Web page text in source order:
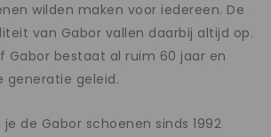
wilden maken voor iedereen. De
van Gabor vallen daarbij altijd op.
Gabor bestaat al ruim 60 jaar en
generatie geleid.
de Gabor schoenen sinds 1992